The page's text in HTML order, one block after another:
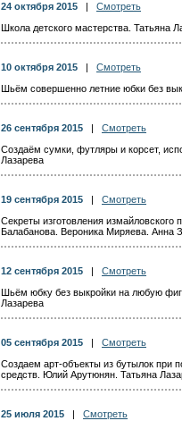
24 октября 2015
Смотреть
Школа детского мастерства. Татьяна
10 октября 2015
Смотреть
Шьём совершенно летние юбки без
26 сентября 2015
Смотреть
Создаём сумки, футляры и корсет,
Лазарева
19 сентября 2015
Смотреть
Секреты изготовления измайловского
Балабанова. Вероника Миряева. Анна
12 сентября 2015
Смотреть
Шьём юбку без выкройки на любую
Лазарева
05 сентября 2015
Смотреть
Создаем арт-объекты из бутылок при
средств. Юлий Арутюнян. Татьяна
25 июля 2015
Смотреть